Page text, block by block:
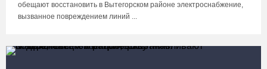
обещают восстановить в Вытегорском районе электроснабжение,
вызванное повреждением линий ...